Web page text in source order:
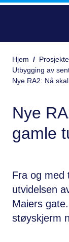
Hjem /
Utbygging av
Nye RA2: Nå
Nye
gamle
Fra og med
utvidelsen
Maiers
støyskjerm